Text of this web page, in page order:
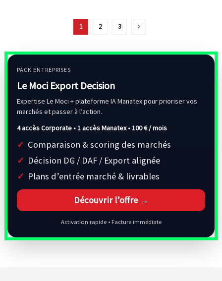
1 2 3
PACK ENTREPRISES
Le Moci Export Decision
Expertise Le Moci + plateforme IA Manatex pour prioriser vos
marchés et passer à l’action.
4 accès Corporate • 1 accès Manatex •100 € / mois
Comparaison & scoring des marchés
Décision DG / DAF / Export alignée
Plans d’entrée marché & livrables
Découvrir l’offre →
Activation rapide • Facture immédiate